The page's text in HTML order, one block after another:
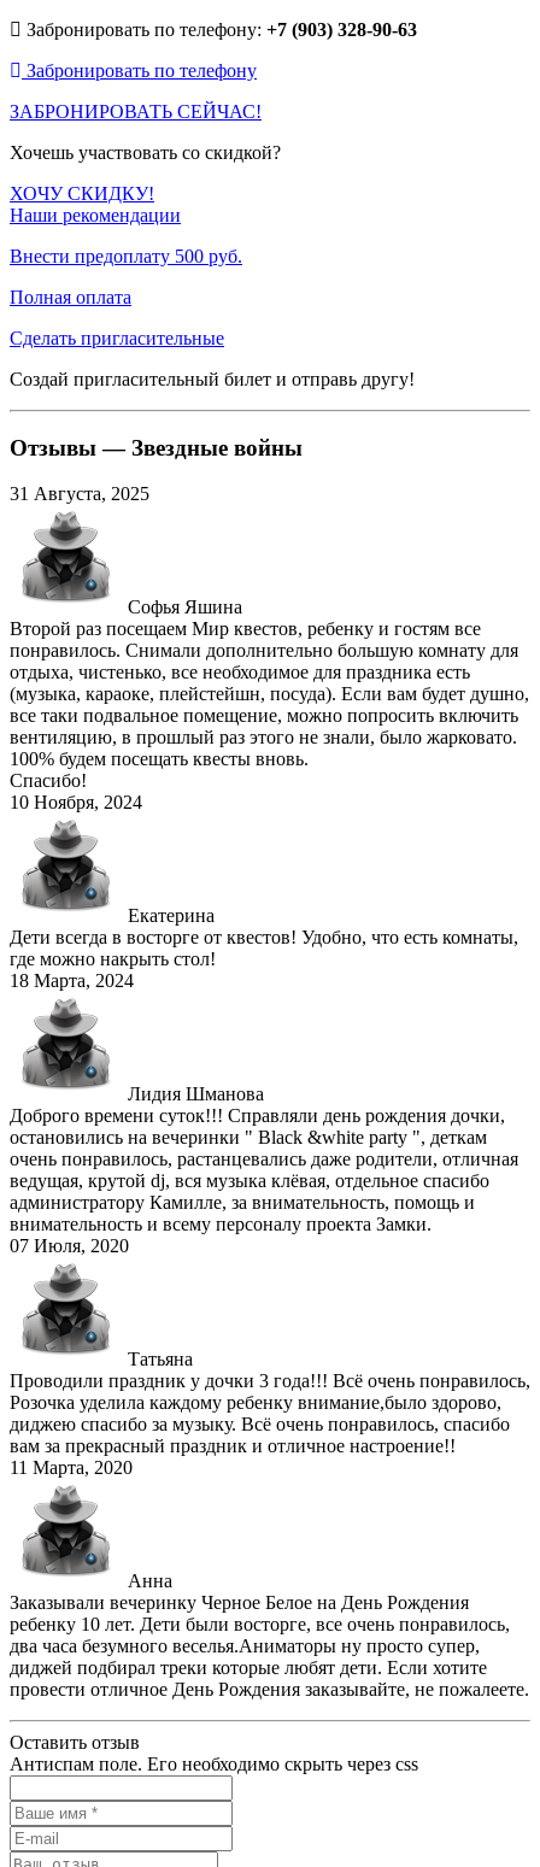
Забронировать по телефону: +7 (903) 328-90-63
Забронировать по телефону
ЗАБРОНИРОВАТЬ СЕЙЧАС!
Хочешь участвовать со скидкой?
ХОЧУ СКИДКУ!
Наши рекомендации
Внести предоплату 500 руб.
Полная оплата
Сделать пригласительные
Создай пригласительный билет и отправь другу!
Отзывы — Звездные войны
31 Августа, 2025
Софья Яшина
Второй раз посещаем Мир квестов, ребенку и гостям все
понравилось. Снимали дополнительно большую комнату для
отдыха, чистенько, все необходимое для праздника есть
(музыка, караоке, плейстейшн, посуда). Если вам будет душно,
все таки подвальное помещение, можно попросить включить
вентиляцию, в прошлый раз этого не знали, было жарковато.
100% будем посещать квесты вновь.
Спасибо!
10 Ноября, 2024
Екатерина
Дети всегда в восторге от квестов! Удобно, что есть комнаты,
где можно накрыть стол!
18 Марта, 2024
Лидия Шманова
Доброго времени суток!!! Справляли день рождения дочки,
остановились на вечеринки " Black &white party ", деткам
очень понравилось, растанцевались даже родители, отличная
ведущая, крутой dj, вся музыка клёвая, отдельное спасибо
администратору Камилле, за внимательность, помощь и
внимательность и всему персоналу проекта Замки.
07 Июля, 2020
Татьяна
Проводили праздник у дочки 3 года!!! Всё очень понравилось,
Розочка уделила каждому ребенку внимание,было здорово,
диджею спасибо за музыку. Всё очень понравилось, спасибо
вам за прекрасный праздник и отличное настроение!!
11 Марта, 2020
Анна
Заказывали вечеринку Черное Белое на День Рождения
ребенку 10 лет. Дети были восторге, все очень понравилось,
два часа безумного веселья.Аниматоры ну просто супер,
диджей подбирал треки которые любят дети. Если хотите
провести отличное День Рождения заказывайте, не пожалеете.
Оставить отзыв
Антиспам поле. Его необходимо скрыть через css